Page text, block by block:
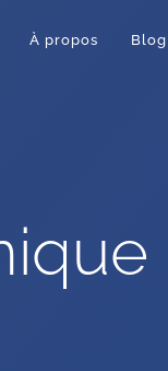
À propos Blog